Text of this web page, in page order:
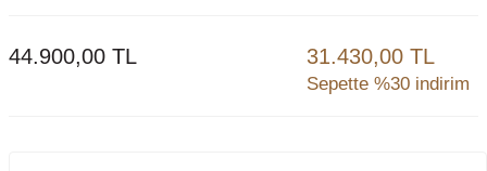
44.900,00 TL 31.430,00 TL
Sepette %30 indirim